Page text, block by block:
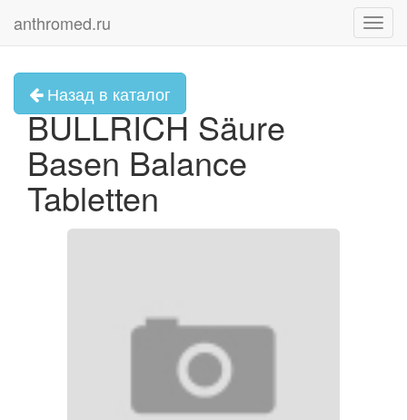
anthromed.ru
Назад в каталог
BULLRICH Säure
Basen Balance
Tabletten